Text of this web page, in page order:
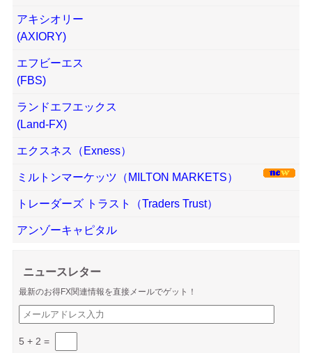
アキシオリー
(AXIORY)
エフビーエス
(FBS)
ランドエフエックス
(Land-FX)
エクスネス（Exness）
ミルトンマーケッツ（MILTON MARKETS）
トレーダーズ トラスト（Traders Trust）
アンゾーキャピタル
ニュースレター
最新のお得FX関連情報を直接メールでゲット！
5 + 2 =